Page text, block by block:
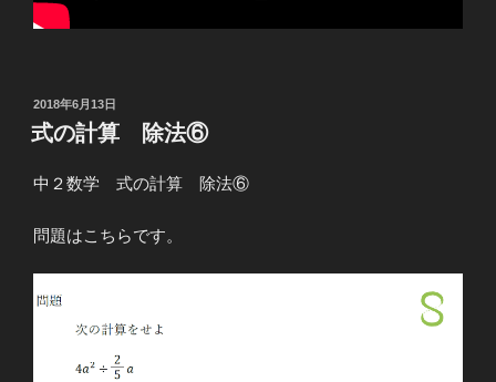
投
稿
日:
2018年6月13日
式の計算 除法⑥
中２数学 式の計算 除法⑥
問題はこちらです。